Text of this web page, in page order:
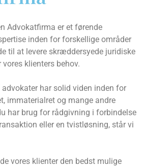
Advokatfirma er et førende
inden for forskellige områder
til at levere skræddersyede juridiske
vores klienters behov.
har solid viden inden for
immaterialret og mange andre
har brug for rådgivning i forbindelse
eller en tvistløsning, står vi
vores klienter den bedst mulige